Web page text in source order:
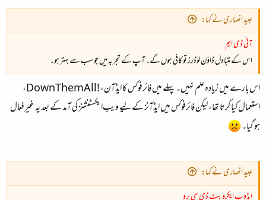
عبید انصاری نے کہا:
آئی ڈی ایم
اس کے متبادل ڈاؤن لوڈرز تو کافی ہوں گے۔ آپ کے تجربہ میں جو سب سے بہتر ہو۔
اس بارے میں زیادہ علم نہیں۔ پہلے میں فائرفوکس کا ایڈآن،DownThemAll!،
استعمال کیا کرتا تھا، لیکن فائر‌فوکس میں ایڈآنز کے لیے ویب‌ایکسٹنشنز کی آمد کے بعد یہ غیرفعال
ہو گیا۔
عبید انصاری نے کہا: